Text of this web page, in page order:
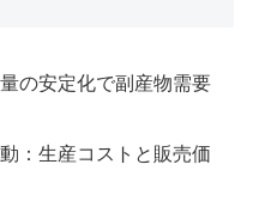
の安定化で副産物需要
：生産コストと販売価